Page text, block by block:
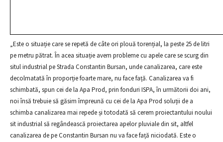
„Este o situație care se repetă de câte ori plouă torențial, la peste 25 de litri
pe metru pătrat. În acea situație avem probleme cu apele care se scurg din
situl industrial pe Strada Constantin Bursan, unde canalizarea, care este
decolmatată în proporție foarte mare, nu face față. Canalizarea va fi
schimbată, spun cei de la Apa Prod, prin fonduri ISPA, în următorii doi ani,
noi însă trebuie să găsim împreună cu cei de la Apa Prod soluții de a
schimba canalizarea mai repede și totodată să cerem proiectantului noului
sit industrial să regândească proiectarea apelor pluviale din sit, altfel
canalizarea de pe Constantin Bursan nu va face față niciodată. Este o